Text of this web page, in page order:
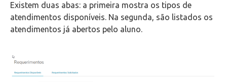
Existem duas abas: a primeira mostra os tipos de
atendimentos disponíveis. Na segunda, são listados os
atendimentos já abertos pelo aluno.